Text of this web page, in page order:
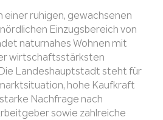
einer ruhigen, gewachsenen
Einzugsbereich von
naturnahes Wohnen mit
wirtschaftsstärksten
Landeshauptstadt steht für
hohe Kaufkraft
Nachfrage nach
sowie zahlreiche